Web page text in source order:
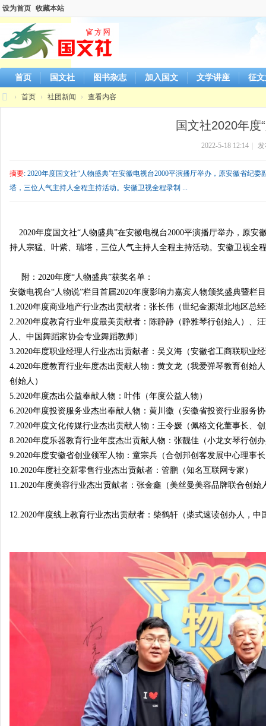
设为首页 收藏本站
首页 国文社 图书杂志 加入国文 文学讲座 征
› 首页 › 社团新闻 › 查看内容
国文社2020年度
2022-5-18 12:14
摘要: 2020年度国文社“人物盛典”在安徽电视台2000平演播厅举办，原安徽省纪
塔，三位人气主持人全程主持活动。安徽卫视全程录制 ...
2020年度国文社“人物盛典”在安徽电视台2000平演播厅举办，原
持人宗猛、叶紫、瑞塔，三位人气主持人全程主持活动。安徽卫视全
附：2020年度“人物盛典”获奖名单：
安徽电视台“人物说”栏目首届2020年度影响力嘉宾人物颁奖盛典暨栏
1.2020年度商业地产行业杰出贡献者：张长伟（世纪金源湖北地区总
2.2020年度教育行业年度最美贡献者：陈静静（静雅琴行创始人）、
人、中国舞蹈家协会专业舞蹈教师）
3.2020年度职业经理人行业杰出贡献者：吴义海（安徽省工商联职业
4.2020年度教育行业年度杰出贡献人物：黄文龙（我爱弹琴教育创始
创始人）
5.2020年度杰出公益奉献人物：叶伟（年度公益人物）
6.2020年度投资服务业杰出奉献人物：黄川徽（安徽省投资行业服务
7.2020年度文化传媒行业杰出贡献人物：王令媛（佩格文化董事长、
8.2020年度乐器教育行业年度杰出贡献人物：张靓佳（小龙女琴行创
9.2020年度安徽省创业领军人物：童宗兵（合创邦创客发展中心理事
10.2020年度社交新零售行业杰出贡献者：管鹏（知名互联网专家）
11.2020年度美容行业杰出贡献者：张金鑫（美丝曼美容品牌联合创始
12.2020年度线上教育行业杰出贡献者：柴鹤轩（柴式速读创办人，